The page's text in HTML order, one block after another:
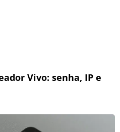
Vivo: senha, IP e